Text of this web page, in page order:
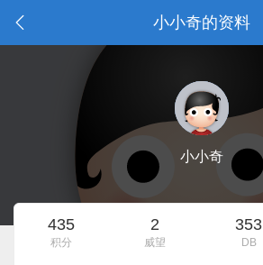
小小奇的资料
小小奇
435
积分
2
威望
353
DB